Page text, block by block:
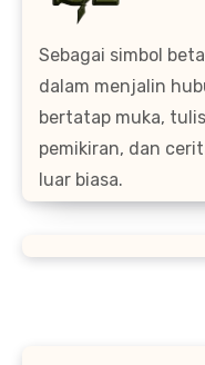
Sebagai simbol
dalam menjalin
bertatap muka,
pemikiran, dan
luar biasa.